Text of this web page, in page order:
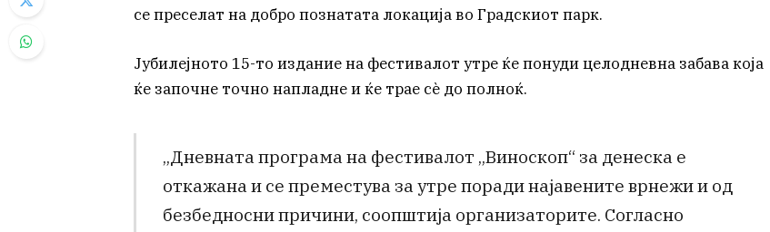
се преселат на добро познатата локација во Градскиот парк.
Јубилејното 15-то издание на фестивалот утре ќе понуди целодневна забава која
ќе започне точно напладне и ќе трае сè до полноќ.
„Дневната програма на фестивалот „Виноскоп“ за денеска е
откажана и се преместува за утре поради најавените врнежи и од
безбедносни причини, соопштија организаторите. Согласно